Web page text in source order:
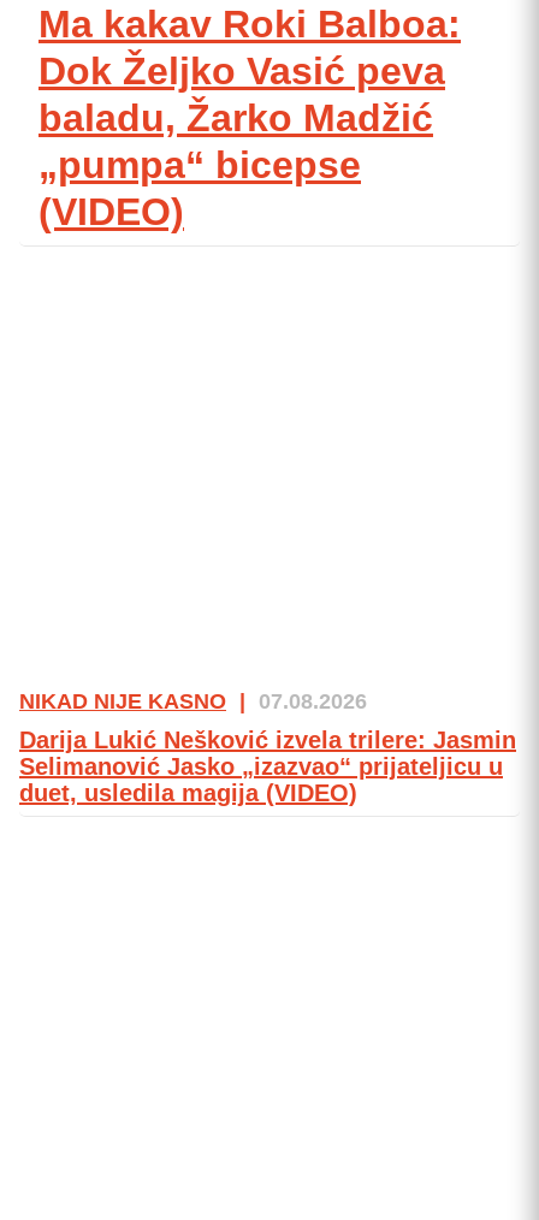
Ma kakav Roki Balboa:
Dok Željko Vasić peva
baladu, Žarko Madžić
„pumpa“ bicepse
(VIDEO)
NIKAD NIJE KASNO | 07.08.2026
Darija Lukić Nešković izvela trilere: Jasmin
Selimanović Jasko „izazvao“ prijateljicu u
duet, usledila magija (VIDEO)